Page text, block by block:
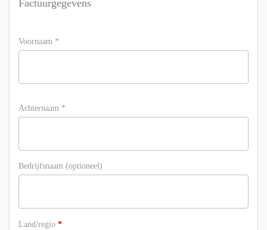
Factuurgegevens
Voornaam *
Achternaam *
Bedrijfsnaam (optioneel)
Land/regio *